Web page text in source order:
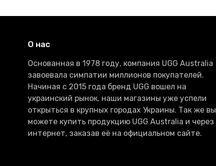
О нас
Основанная в 1978 году, компания UGG Australia
завоевала симпатии миллионов покупателей.
Начиная с 2015 года бренд UGG вошел на
украинский рынок, наши магазины уже успели
открыться в крупных городах Украины. Так же вы
можете купить продукцию UGG Australia и через
интернет, заказав её на официальном сайте.